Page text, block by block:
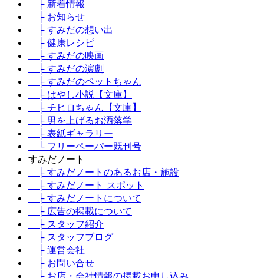
├ 新着情報
├ お知らせ
├ すみだの想い出
├ 健康レシピ
├ すみだの映画
├ すみだの演劇
├ すみだのペットちゃん
├ はやし小説【文庫】
├ チヒロちゃん【文庫】
├ 男を上げるお洒落学
├ 表紙ギャラリー
└ フリーペーパー既刊号
すみだノート
├ すみだノートのあるお店・施設
├ すみだノート スポット
├ すみだノートについて
├ 広告の掲載について
├ スタッフ紹介
├ スタッフブログ
├ 運営会社
├ お問い合せ
├ お店・会社情報の掲載お申し込み